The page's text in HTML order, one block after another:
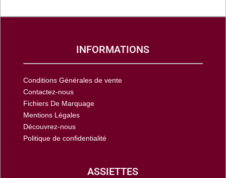
INFORMATIONS
Conditions Générales de vente
Contactez-nous
Fichiers De Marquage
Mentions Légales
Découvrez-nous
Politique de confidentialité
ASSIETTES